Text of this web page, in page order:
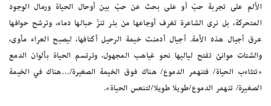
الألم على تجربة حبّ أو على بحث عن حبّ بين أوحال الحياة ورمال الوجود
المتحركة، بل نرى الشاعرة تغرف أوجاعها من بئر تنزّ حبالها دماء، وترشح حوافها
عرق أجيال هذه الأمة. أجيال أدمنت خيمة الرحيل أكتافها، ليصبح العراء مأوى،
والشتات موانئ تفتح لياليها نحو غياهب المجهول، وترتسم الحياة بألوان الدمع
«تتثاءب الحياة/ فتنهمر الدموع/ هناك فوق الخيمة الصغيرة/…هناك في الخيمة
الصغيرة/ تنهمر الدموع/طويلا طويلا/لتنعس الحياة».